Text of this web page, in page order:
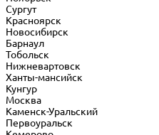
Сургут
Красноярск
Новосибирск
Барнаул
Тобольск
Нижневартовск
Ханты-мансийск
Кунгур
Москва
Каменск-Уральский
Первоуральск